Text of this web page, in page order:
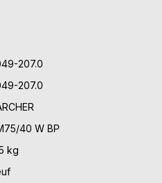
207.0
207.0
40 W BP
kg